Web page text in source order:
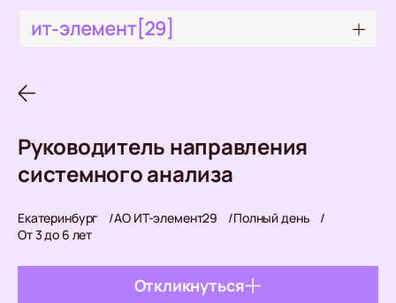
© 2026 АО «ИТ-Элемент 29»
Руководитель направления
системного анализа
Екатеринбург АО ИТ-элемент29
Полный день
От 3 до 6 лет
Откликнуться